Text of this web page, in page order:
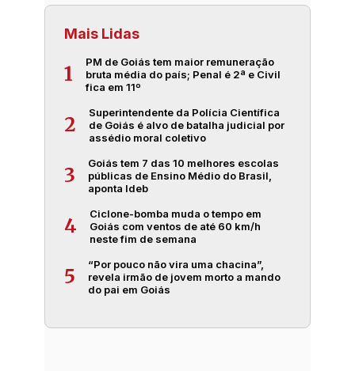
Mais Lidas
1
PM de Goiás tem maior remuneração
bruta média do país; Penal é 2ª e Civil
fica em 11º
2
Superintendente da Polícia Científica
de Goiás é alvo de batalha judicial por
assédio moral coletivo
3
Goiás tem 7 das 10 melhores escolas
públicas de Ensino Médio do Brasil,
aponta Ideb
4
Ciclone-bomba muda o tempo em
Goiás com ventos de até 60 km/h
neste fim de semana
5
“Por pouco não vira uma chacina”,
revela irmão de jovem morto a mando
do pai em Goiás